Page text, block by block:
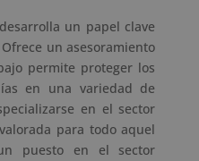
desarrolla un papel clave
un asesoramiento
permite proteger los
en una variedad de
en el sector
para todo aquel
puesto en el sector